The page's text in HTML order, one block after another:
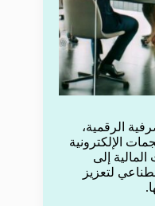
الرقمية،
الإلكترونية
إلى
لتعزيز